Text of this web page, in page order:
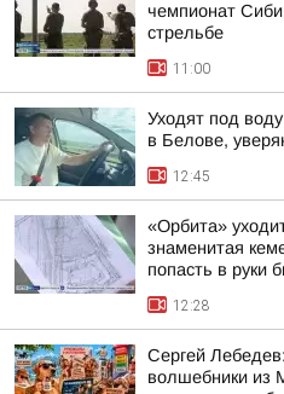
чемпионат
стрельбе
11:00
Уходят под
в Белове,
12:45
«Орбита»
знаменитая
попасть в руки
12:28
Сергей
волшебники из